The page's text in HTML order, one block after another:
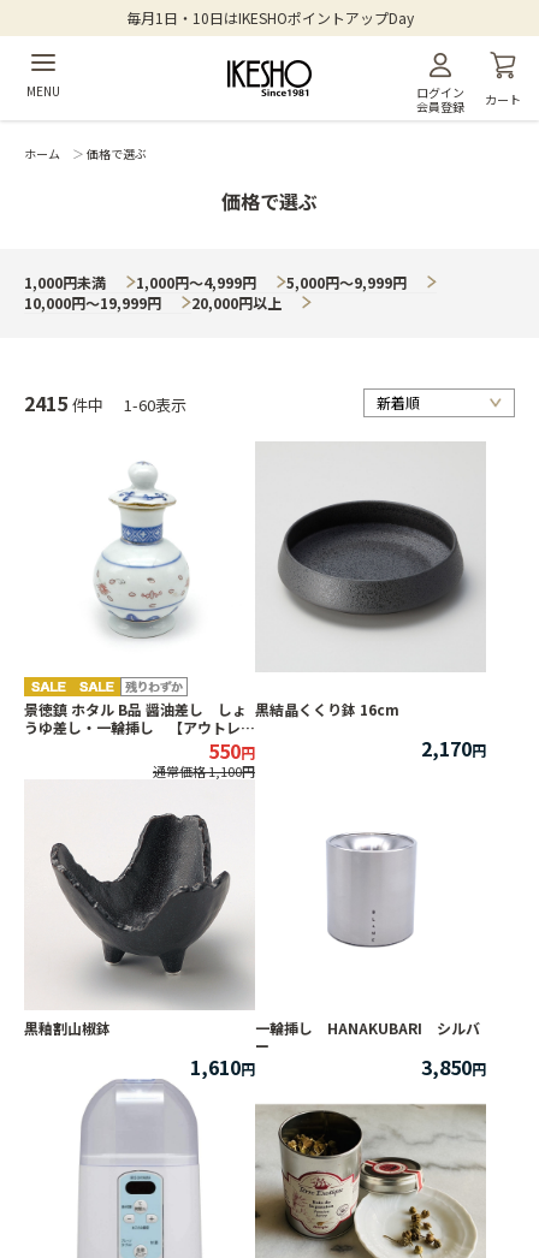
毎月1日・10日はIKESHOポイントアップDay
MENU
ログイン
会員登録
カート
ホーム ＞ 価格で選ぶ
価格で選ぶ
1,000円未満 1,000円～4,999円
5,000円～9,999円
10,000円～19,999円
20,000円以上
2415 件中 1-60表示
景徳鎮 ホタル B品 醤油差し しょ
うゆ差し・一輪挿し 【アウトレッ
550
通常価格 1,100
黒結晶くくり鉢 16cm
2,170
黒釉割山椒鉢
1,610
一輪挿し HANAKUBARI シルバ
ー
3,850